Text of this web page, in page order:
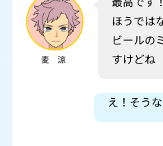
麦 涼
ほうでは
ビール
すけどね
え！そう